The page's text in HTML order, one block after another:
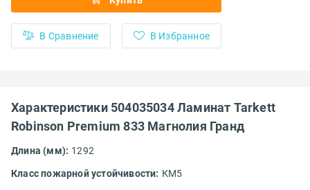
В Сравнение В Избранное
Характеристики 504035034 Ламинат Tarkett
Robinson Premium 833 Магнолия Гранд
Длина (мм): 1292
Класс пожарной устойчивости: КМ5